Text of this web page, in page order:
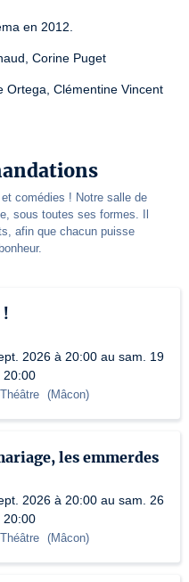
en 2012.
Corine Puget
Ortega, Clémentine Vincent
comédies ! Notre salle de
sous toutes ses formes. Il
afin que chacun puisse
!
2026 à 20:00 au sam. 19
20:00
(Mâcon)
les emmerdes
2026 à 20:00 au sam. 26
20:00
(Mâcon)